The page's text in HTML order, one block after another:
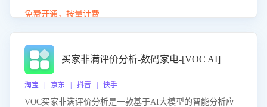
别客户情绪、归因争议根源，并客观评估客服应对合理性与
能力，阻断差评扩散，维护品牌声誉，实现客户满意度的持
续提升。
免费开通，按量计费
买家非满评价分析-数码家电-[VOC AI]
淘宝 | 京东 | 抖音 | 快手
VOC买家非满评价分析是一款基于AI大模型的智能分析应